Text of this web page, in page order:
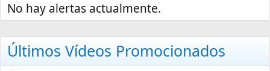
No hay alertas actualmente.
Últimos Vídeos Promocionados